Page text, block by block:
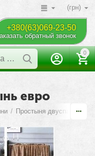
(грн)
+380(63)069-23-50
обратный звонок
0
евро
/ Простыня двуспальная